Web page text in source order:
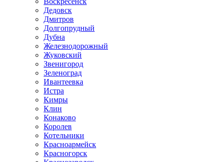
Дедовск
Дмитров
Долгопрудный
Дубна
Железнодорожный
Жуковский
Звенигород
Зеленоград
Ивантеевка
Истра
Кимры
Клин
Конаково
Королев
Котельники
Красноармейск
Красногорск